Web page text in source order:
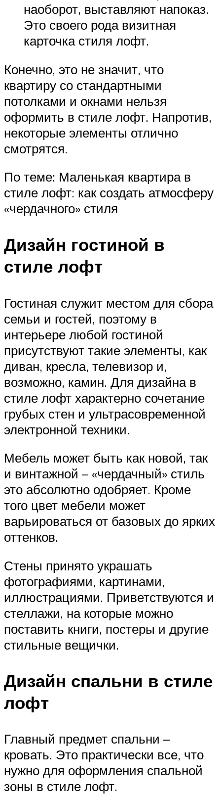
наоборот, выставляют напоказ.
Это своего рода визитная
карточка стиля лофт.
Конечно, это не значит, что
квартиру со стандартными
потолками и окнами нельзя
оформить в стиле лофт. Напротив,
некоторые элементы отлично
смотрятся.
По теме: Маленькая квартира в
стиле лофт: как создать атмосферу
«чердачного» стиля
Дизайн гостиной в
стиле лофт
Гостиная служит местом для сбора
семьи и гостей, поэтому в
интерьере любой гостиной
присутствуют такие элементы, как
диван, кресла, телевизор и,
возможно, камин. Для дизайна в
стиле лофт характерно сочетание
грубых стен и ультрасовременной
электронной техники.
Мебель может быть как новой, так
и винтажной – «чердачный» стиль
это абсолютно одобряет. Кроме
того цвет мебели может
варьироваться от базовых до ярких
оттенков.
Стены принято украшать
фотографиями, картинами,
иллюстрациями. Приветствуются и
стеллажи, на которые можно
поставить книги, постеры и другие
стильные вещички.
Дизайн спальни в стиле
лофт
Главный предмет спальни –
кровать. Это практически все, что
нужно для оформления спальной
зоны в стиле лофт.